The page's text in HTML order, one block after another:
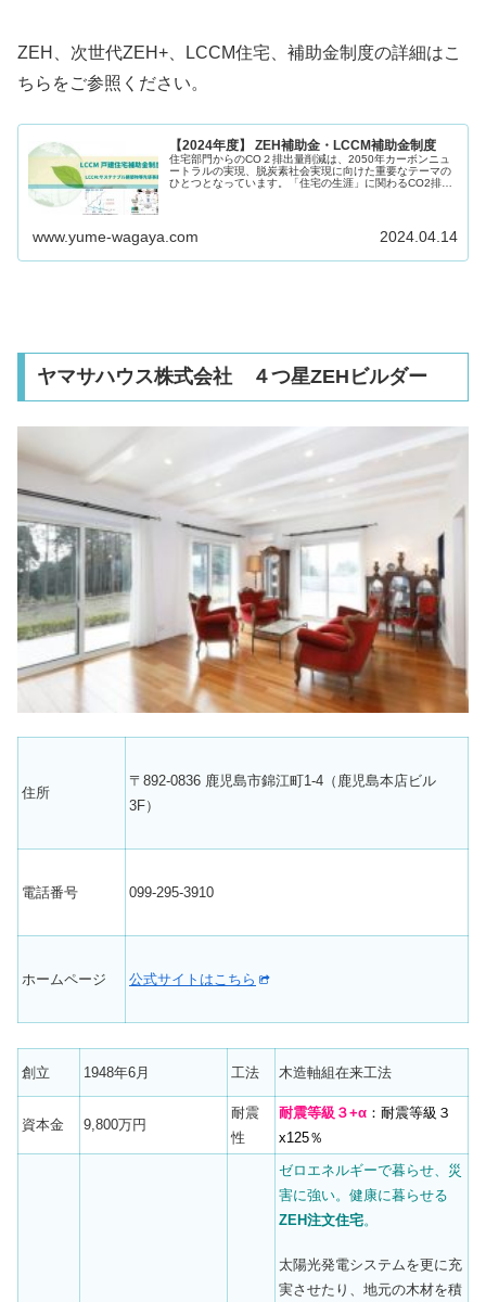
ZEH、次世代ZEH+、LCCM住宅、補助金制度の詳細はこ
ちらをご参照ください。
【2024年度】 ZEH補助金・LCCM補助金制度
住宅部門からのCO２排出量削減は、2050年カーボンニュ
ートラルの実現、脱炭素社会実現に向けた重要なテーマの
ひとつとなっています。「住宅の生涯」に関わるCO2排出
www.yume-wagaya.com 2024.04.14
ヤマサハウス株式会社 ４つ星ZEHビルダー
住所
〒892-0836 鹿児島市錦江町1-4（鹿児島本店ビル
3F）
電話番号 099-295-3910
ホームページ 公式サイトはこちら
創立 1948年6月 工法 木造軸組在来工法
資本金 9,800万円
耐震
性
耐震等級３+α ：耐震等級３
x125％
ゼロエネルギーで暮らせ、災
害に強い。健康に暮らせる
ZEH注文住宅。
太陽光発電システムを更に充
実させたり、地元の木材を積